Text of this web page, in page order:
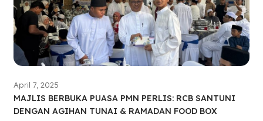
April 7, 2025
MAJLIS BERBUKA PUASA PMN PERLIS: RCB SANTUNI
DENGAN AGIHAN TUNAI & RAMADAN FOOD BOX